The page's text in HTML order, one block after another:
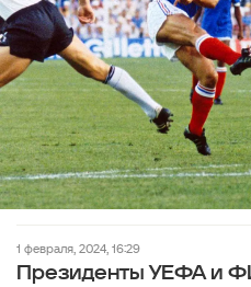
1 февраля, 2024, 16:29
Президенты УЕФА и